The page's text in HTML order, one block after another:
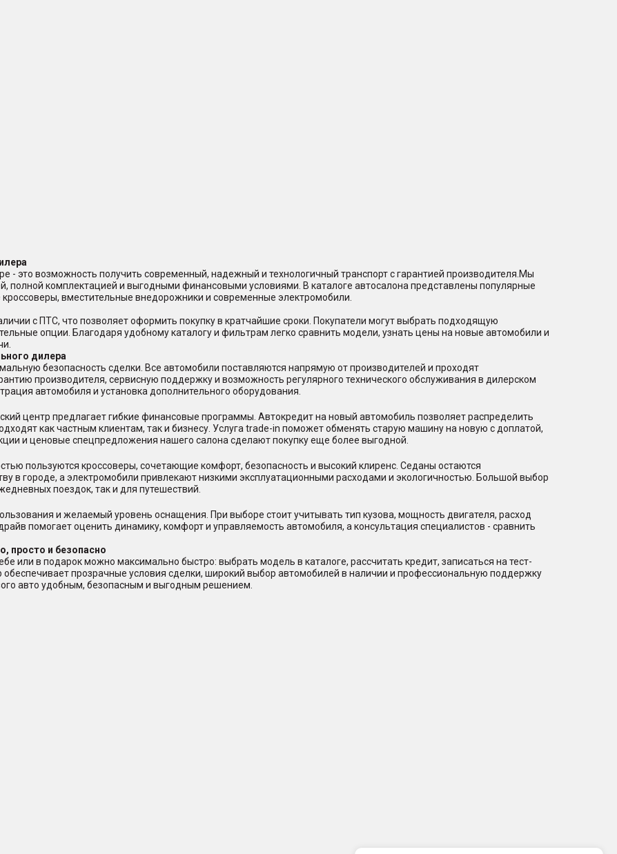
- это возможность получить современный, надежный и технологичный транспорт с гарантией производителя.Мы
полной комплектацией и выгодными финансовыми условиями. В каталоге автосалона представлены популярные
вместительные внедорожники и современные электромобили.
с ПТС, что позволяет оформить покупку в кратчайшие сроки. Покупатели могут выбрать подходящую
опции. Благодаря удобному каталогу и фильтрам легко сравнить модели, узнать цены на новые автомобили и
дилера
безопасность сделки. Все автомобили поставляются напрямую от производителей и проходят
производителя, сервисную поддержку и возможность регулярного технического обслуживания в дилерском
автомобиля и установка дополнительного оборудования.
центр предлагает гибкие финансовые программы. Автокредит на новый автомобиль позволяет распределить
как частным клиентам, так и бизнесу. Услуга trade-in поможет обменять старую машину на новую с доплатой,
и ценовые спецпредложения нашего салона сделают покупку еще более выгодной.
пользуются кроссоверы, сочетающие комфорт, безопасность и высокий клиренс. Седаны остаются
в городе, а электромобили привлекают низкими эксплуатационными расходами и экологичностью. Большой выбор
поездок, так и для путешествий.
и желаемый уровень оснащения. При выборе стоит учитывать тип кузова, мощность двигателя, расход
помогает оценить динамику, комфорт и управляемость автомобиля, а консультация специалистов - сравнить
просто и безопасно
или в подарок можно максимально быстро: выбрать модель в каталоге, рассчитать кредит, записаться на тест-
прозрачные условия сделки, широкий выбор автомобилей в наличии и профессиональную поддержку
авто удобным, безопасным и выгодным решением.